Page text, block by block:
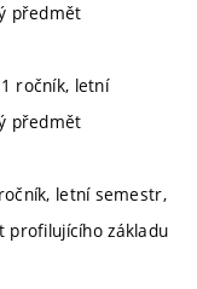
předmět
ročník, letní
předmět
letní semestr,
profilujícího základu